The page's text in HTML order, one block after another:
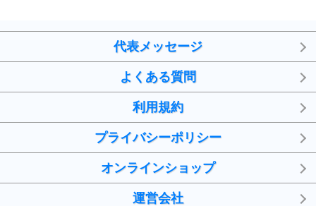
代表メッセージ
よくある質問
利用規約
プライバシーポリシー
オンラインショップ
運営会社